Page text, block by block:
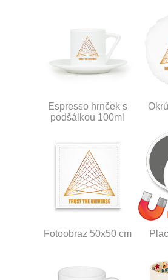
Espresso hrnček s
podšálkou 100ml
Fotoobraz 50x50 cm